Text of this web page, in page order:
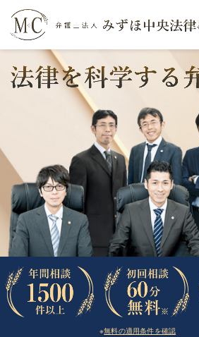
ホーム
相続・遺言
離婚（夫婦間トラブル）
企業法務
労働問題（解雇，残業等）
刑事弁護
交通事故
※無料の適用条件を確認
ホーム
相続・遺言
離婚（夫婦間トラブル）
企業法務
労働問題（解雇，残業等）
刑事弁護
交通事故